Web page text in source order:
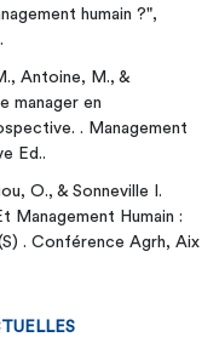
humain ?",
Antoine, M., &
manager en
. Management
Ed..
O., & Sonneville I.
Management Humain :
. Conférence Agrh, Aix